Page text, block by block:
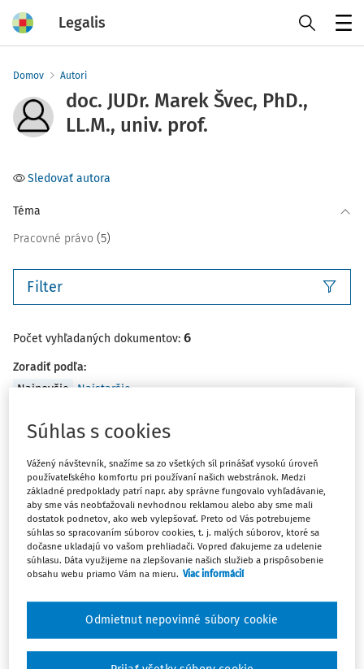
Legalis
Domov Autori
doc. JUDr. Marek Švec, PhD.,
LL.M., univ. prof.
Sledovať autora
Téma
Pracovné právo (5)
Filter
Počet vyhľadaných dokumentov: 6
Zoradiť podľa:
Najnovšie
Najstaršie
ČLÁNKY
ako dôkazných prostriedkov v
pracovnoprávnych sporoch
Úvod - kamerový záznam ako dôkazný prostriedok
Bežnou súčasťou obcí, miest, firemných priestorov i
súkromných obydlí sa stali kamerové systémy. Obrazové
či obrazovo-zvukové záznamy z kamier umiestnených na
doc. JUDr. Marek Švec PhD., LL.M., univ. prof.,doc. JUDr.
Jana Žuľová PhD.
27. 10. 2025 / 45 minút čítania
Súhlas s cookies
Vážený návštevník, snažíme sa zo všetkých síl prinášať vysokú úroveň
používateľského komfortu pri používaní našich webstránok. Medzi
základné predpoklady patrí napr. aby správne fungovalo vyhľadávanie,
aby sme vás neobťažovali nevhodnou reklamou alebo aby sme mali
dostatok podnetov, ako web vylepšovať. Preto od Vás potrebujeme
súhlas so spracovaním súborov cookies, t. j. malých súborov, ktoré sa
dočasne ukladajú vo vašom prehliadači. Vopred ďakujeme za udelenie
súhlasu. Dáta využijeme na zlepšovanie našich služieb a prispôsobenie
obsahu webu priamo Vám na mieru. Viac informácií
Odmietnut nepovinné súbory cookie